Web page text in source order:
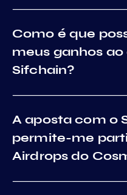
Como é que
meus ganhos
Sifchain?
A aposta com o
permite-me
Airdrops do